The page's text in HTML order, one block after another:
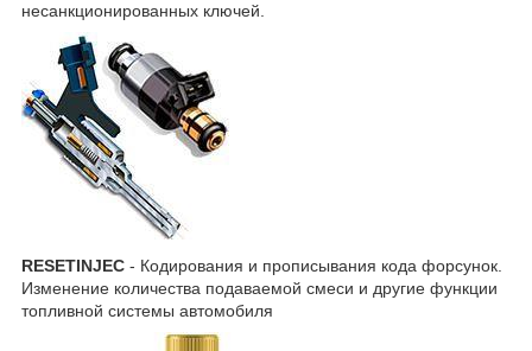
несанкционированных ключей.
RESETINJEC - Кодирования и прописывания кода форсунок.
Изменение количества подаваемой смеси и другие функции
топливной системы автомобиля